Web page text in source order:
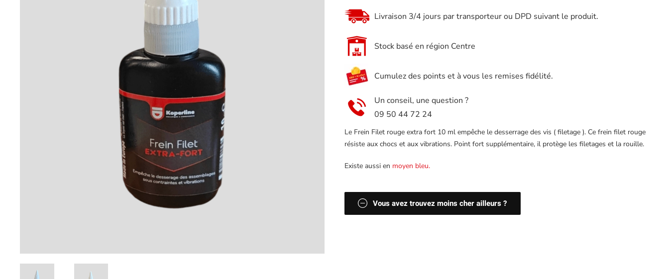
rouge
extra
fort
–
Livraison 3/4 jours par transporteur ou DPD suivant le produit.
Stock basé en région Centre
Cumulez des points et à vous les remises fidélité.
Un conseil, une question ?
09 50 44 72 24
Le Frein Filet rouge extra fort 10 ml empêche le desserrage des vis ( filetage ). Ce frein filet rouge
résiste aux chocs et aux vibrations. Point fort supplémentaire, il protège les filetages et la rouille.
Existe aussi en moyen bleu.
Vous avez trouvez moins cher ailleurs ?